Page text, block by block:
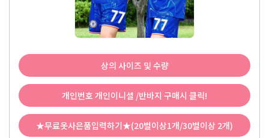
상의 사이즈 및 수량
개인번호 개인이니셜 /반바지 구매시 클릭!
★무료옷사은품입력하기★(20벌이상1개/30벌이상 2개)